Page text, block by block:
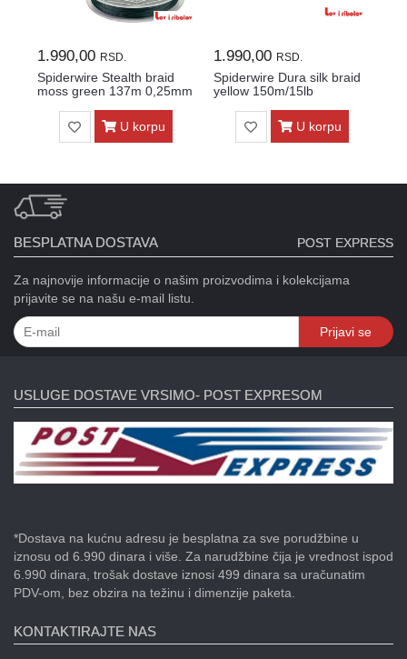
1.990,00 RSD.
Spiderwire Stealth braid
moss green 137m 0,25mm
U korpu
1.990,00 RSD.
Spiderwire Dura silk braid
yellow 150m/15lb
U korpu
BESPLATNA DOSTAVA POST EXPRESS
Za najnovije informacije o našim proizvodima i kolekcijama
prijavite se na našu e-mail listu.
Prijavi se
USLUGE DOSTAVE VRSIMO- POST EXPRESOM
*Dostava na kućnu adresu je besplatna za sve porudžbine u
iznosu od 6.990 dinara i više. Za narudžbine čija je vrednost ispod
6.990 dinara, trošak dostave iznosi 499 dinara sa uračunatim
PDV-om, bez obzira na težinu i dimenzije paketa.
KONTAKTIRAJTE NAS